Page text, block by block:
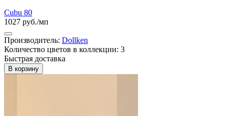
Cubu 80
1027 руб./мп
Производитель: Dollken
Количество цветов в коллекции: 3
Быстрая доставка
В корзину